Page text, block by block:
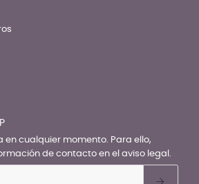
en cualquier momento. Para ello,
de contacto en el aviso legal.